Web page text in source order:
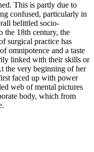
This is partly due to
confused, particularly in
belittled socio-
the 18th century, the
surgical practice has
omnipotence and a taste
linked with their skills or
the very beginning of her
faced up with power
web of mental pictures
body, which from